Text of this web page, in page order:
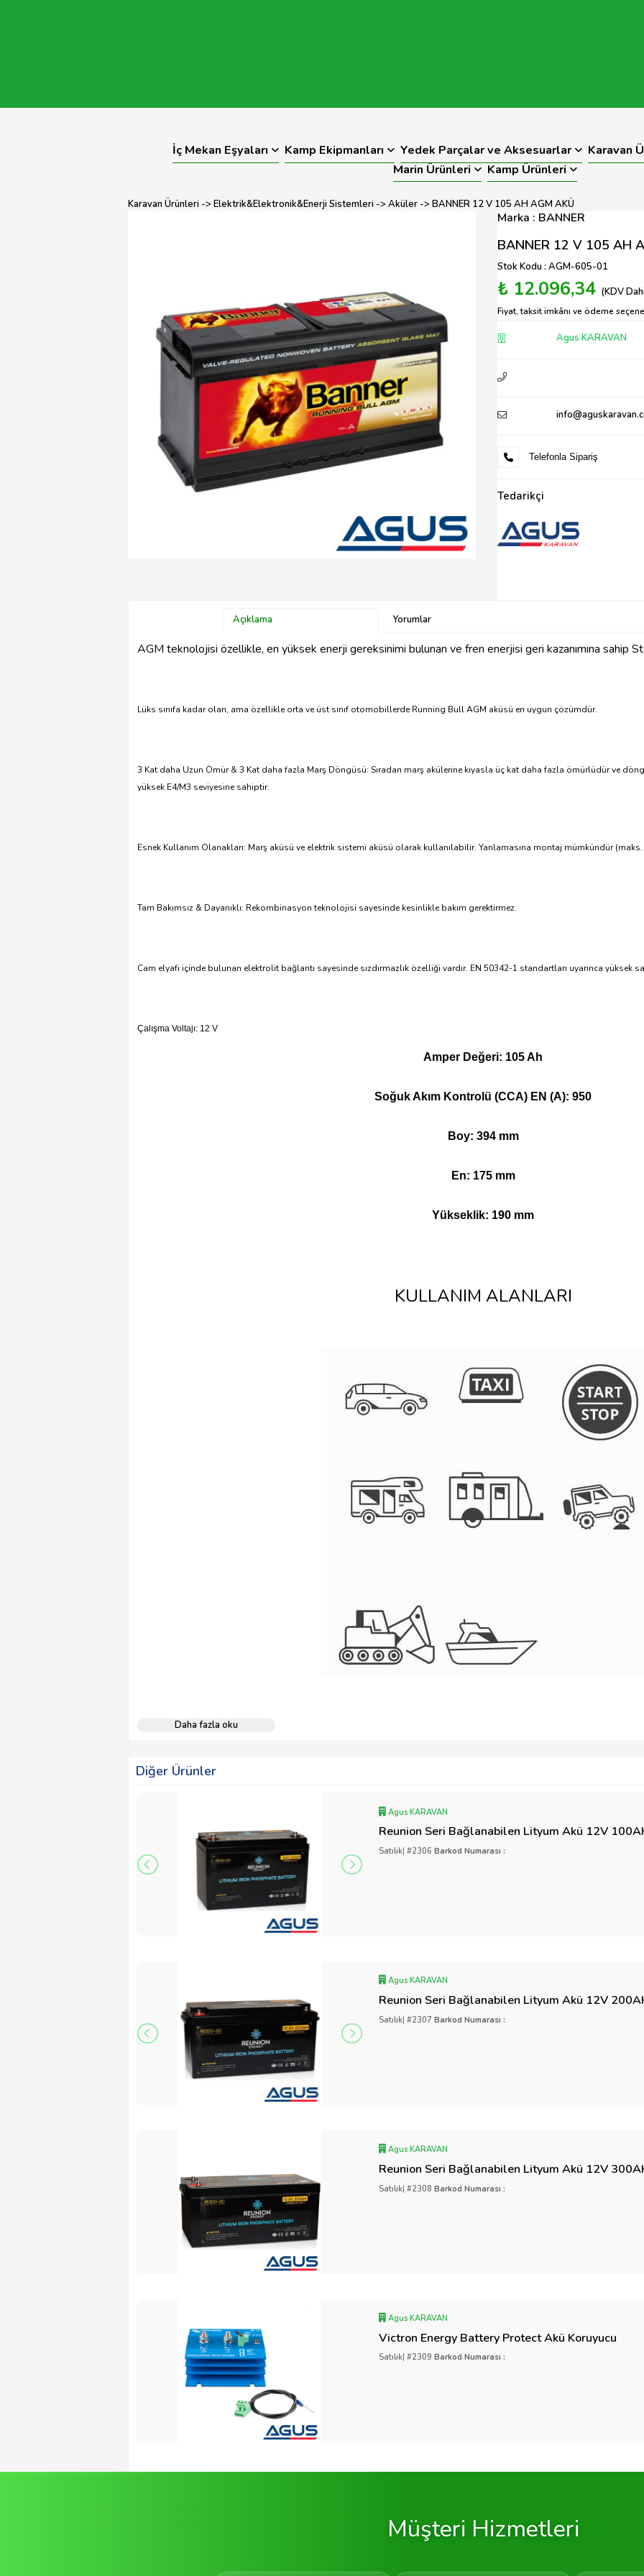
İç Mekan Eşyaları Kamp Ekipmanları Yedek Parçalar ve Aksesuarlar Karavan
Marin Ürünleri
Kamp Ürünleri
Karavan Ürünleri -> Elektrik&Elektronik&Enerji Sistemleri -> Aküler-> BANNER 12 V 105 AH AGM AKÜ
Marka : BANNER
BANNER 12 V 105 AH
Stok Kodu : AGM-605-01
₺ 12.096,34 (KDV
Fiyat, taksit imkânı ve ödeme
Agus KARAVAN
Telefonla Sipariş
Tedarikçi
Açıklama Yorumlar
AGM teknolojisi özellikle, en yüksek enerji gereksinimi bulunan ve fren enerjisi geri kazanımına sahip
Lüks sınıfa kadar olan, ama özellikle orta ve üst sınıf otomobillerde Running Bull AGM aküsü en uygun çözümdür.
3 Kat daha Uzun Ömür & 3 Kat daha fazla Marş Döngüsü: Sıradan marş akülerine kıyasla üç kat daha fazla ömürlüdür ve
yüksek E4/M3 seviyesine sahiptir.
Esnek Kullanım Olanakları: Marş aküsü ve elektrik sistemi aküsü olarak kullanılabilir. Yanlamasına montaj mümkündür (maks.
Tam Bakımsız & Dayanıklı: Rekombinasyon teknolojisi sayesinde kesinlikle bakım gerektirmez.
Cam elyafı içinde bulunan elektrolit bağlantı sayesinde sızdırmazlık özelliği vardır. EN 50342-1 standartları uyarınca yüksek
Çalışma Voltajı: 12 V
Amper Değeri: 105 Ah
Soğuk Akım Kontrolü (CCA) EN (A): 950
Boy: 394 mm
En: 175 mm
Yükseklik: 190 mm
KULLANIM ALANLARI
Daha fazla oku
Diğer Ürünler
Agus KARAVAN
Reunion Seri Bağlanabilen Lityum Akü 12V
Satılık| #2306Barkod Numarası :
Agus KARAVAN
Reunion Seri Bağlanabilen Lityum Akü 12V
Satılık| #2307Barkod Numarası :
Agus KARAVAN
Reunion Seri Bağlanabilen Lityum Akü 12V
Satılık| #2308Barkod Numarası :
Agus KARAVAN
Victron Energy Battery Protect Akü Koruyucu
Satılık| #2309Barkod Numarası :
Müşteri Hizmetleri